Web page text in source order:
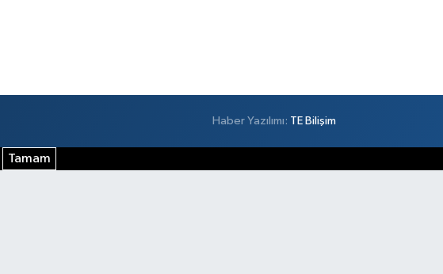
Haber Yazılımı: TE Bilişim
Tamam